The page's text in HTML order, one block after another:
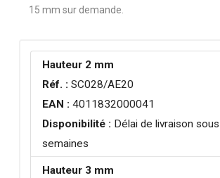
15 mm sur demande.
Hauteur 2 mm
Réf. : SC028/AE20
EAN : 4011832000041
Disponibilité : Délai de livraison
semaines
Hauteur 3 mm